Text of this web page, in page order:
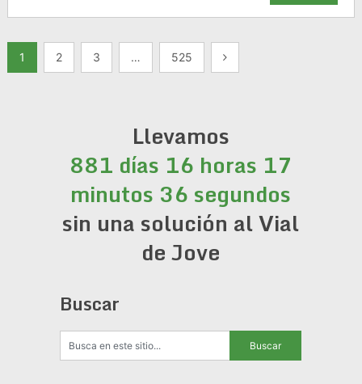
Paginación
1 2 3 … 525
Llevamos
881 días 16 horas 17
minutos 36 segundos
sin una solución al Vial
de Jove
Buscar